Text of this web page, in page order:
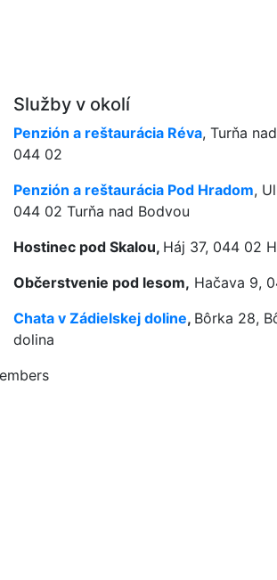
Služby v okolí
Penzión a reštaurácia Réva, Turňa
044 02
Penzión a reštaurácia Pod Hradom,
044 02 Turňa nad Bodvou
Hostinec pod Skalou, Háj 37, 044 02
Občerstvenie pod lesom, Hačava 9,
Chata v Zádielskej doline, Bôrka 28,
dolina